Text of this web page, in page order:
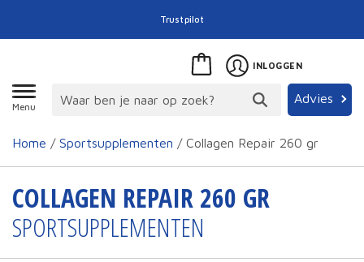
Trustpilot
Menu
Advies
INLOGGEN
Home / Sportsupplementen / Collagen Repair 260 gr
COLLAGEN REPAIR 260 GR
SPORTSUPPLEMENTEN